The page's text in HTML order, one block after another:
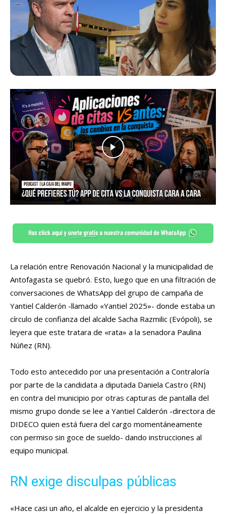
La relación entre Renovación Nacional y la municipalidad de
Antofagasta se quebró. Esto, luego que en una filtración de
conversaciones de WhatsApp del grupo de campaña de
Yantiel Calderón -llamado «Yantiel 2025»- donde estaba un
círculo de confianza del alcalde Sacha Razmilic (Evópoli), se
leyera que este tratara de «rata» a la senadora Paulina
Núñez (RN).
Todo esto antecedido por una presentación a Contraloría
por parte de la candidata a diputada Daniela Castro (RN)
en contra del municipio por otras capturas de pantalla del
mismo grupo donde se lee a Yantiel Calderón -directora de
DIDECO quien está fuera del cargo momentáneamente
con permiso sin goce de sueldo- dando instrucciones al
equipo municipal.
RN exige disculpas públicas
«Hace casi un año, el alcalde en ejercicio y la presidenta